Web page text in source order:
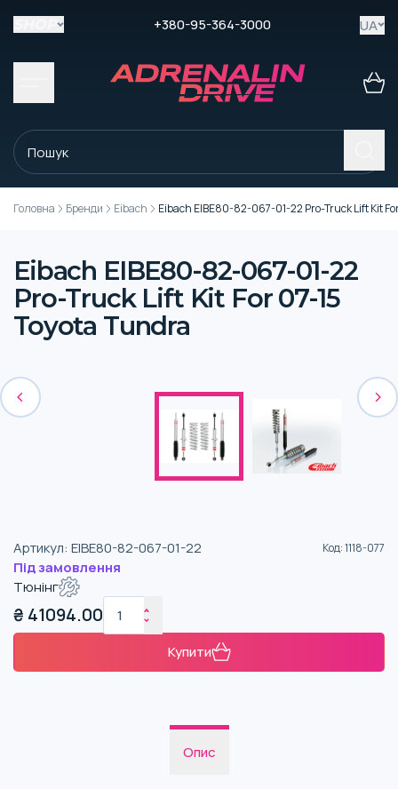
+380-95-364-3000 UA
Головна Бренди Eibach Eibach EIBE80-82-067-01-22 Pro-Truck Lift Kit
Eibach EIBE80-82-067-01-22
Pro-Truck Lift Kit For 07-15
Toyota Tundra
Артикул: EIBE80-82-067-01-22 Код:1118-077
Під замовлення
Тюнінг
₴ 41094.00
Купити
Опис